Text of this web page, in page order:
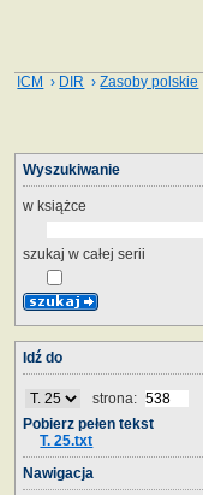
ICM › DIR ›Zasoby polskie
Wyszukiwanie
w książce
szukaj w całej serii
Idź do
strona:
Pobierz pełen tekst
T. 25.txt
Nawigacja